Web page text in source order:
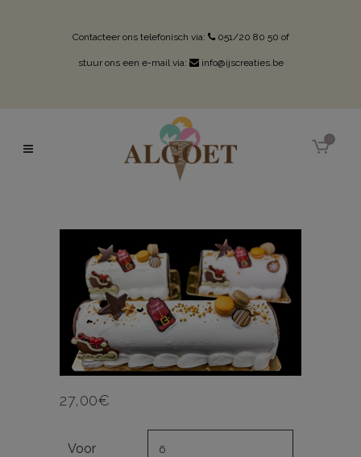
Contacteer ons telefonisch via: 051/20 80 50 of
stuur ons een e-mail via: info@ijscreaties.be
0
27,00€
Voor